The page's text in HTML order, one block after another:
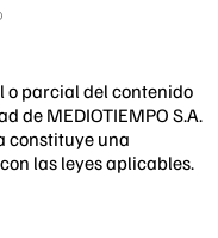
parcial del contenido
de MEDIOTIEMPO S.A.
constituye una
las leyes aplicables.